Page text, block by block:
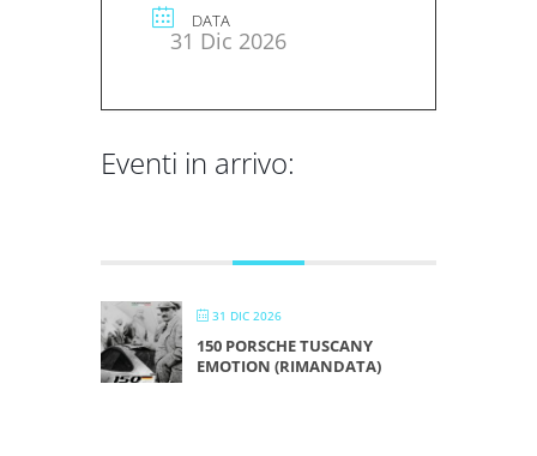
DATA
31 Dic 2026
Eventi in arrivo:
31 DIC 2026
150 PORSCHE TUSCANY
EMOTION (RIMANDATA)